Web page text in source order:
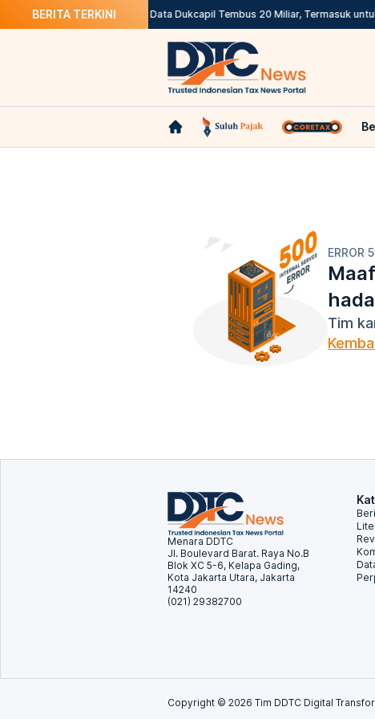
BERITA TERKINI
Layanan Impor Akses Data Dukcapil Tembus 20 Miliar, Termasuk untuk
ERROR
Tim
Menara DDTC
Jl. Boulevard Barat. Raya No.B
Blok XC 5-6, Kelapa Gading,
Kota Jakarta Utara, Jakarta
14240
(021) 29382700
Copyright © 2026 Tim DDTC Digital